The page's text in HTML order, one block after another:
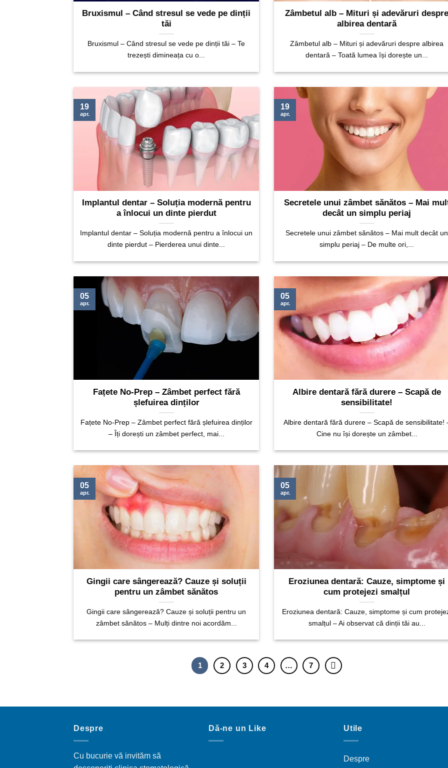
Bruxismul – Când stresul se vede pe dinții
tăi
Bruxismul – Când stresul se vede pe dinții tăi – Te
trezești dimineața cu o...
Zâmbetul alb – Mituri și adevăruri
albirea dentară
Zâmbetul alb – Mituri și adevăruri despre albirea
dentară – Toată lumea își dorește un...
Implantul dentar – Soluția modernă pentru
a înlocui un dinte pierdut
Implantul dentar – Soluția modernă pentru a înlocui un
dinte pierdut – Pierderea unui dinte...
19
apr.
Secretele unui zâmbet sănătos – Mai
decât un simplu periaj
Secretele unui zâmbet sănătos – Mai mult decât un
simplu periaj – De multe ori,...
19
apr.
Fațete No-Prep – Zâmbet perfect fără
șlefuirea dinților
Fațete No-Prep – Zâmbet perfect fără șlefuirea dinților
– Îți dorești un zâmbet perfect, mai...
05
apr.
Albire dentară fără durere – Scapă de
sensibilitate!
Albire dentară fără durere – Scapă de sensibilitate!
Cine nu își dorește un zâmbet...
05
apr.
Gingii care sângerează? Cauze și soluții
pentru un zâmbet sănătos
Gingii care sângerează? Cauze și soluții pentru un
zâmbet sănătos – Mulți dintre noi acordăm...
05
apr.
Eroziunea dentară: Cauze, simptome și
cum protejezi smalțul
Eroziunea dentară: Cauze, simptome și cum
smalțul – Ai observat că dinții tăi au...
05
apr.
1 2 3 4 … 7
Despre
Cu bucurie vă invităm să
Dă-ne un Like Utile
Despre